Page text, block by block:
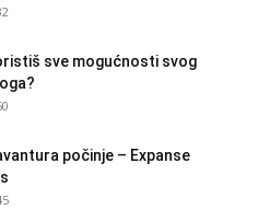
sve mogućnosti svog
počinje – Expanse